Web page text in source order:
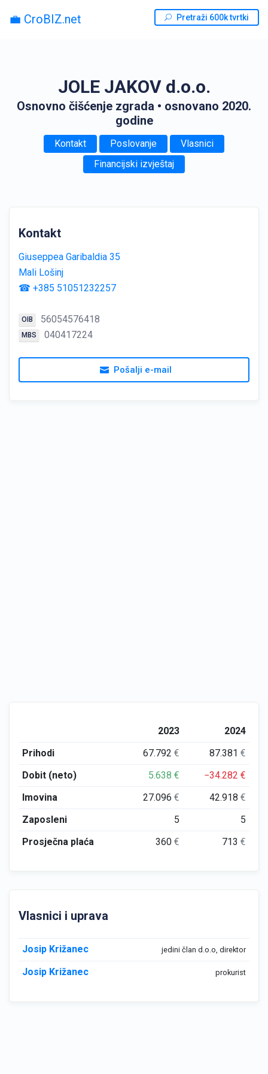
💼 CroBIZ.net Pretraži 600k tvrtki
JOLE JAKOV d.o.o.
Osnovno čišćenje zgrada • osnovano 2020.
godine
Kontakt Poslovanje
Vlasnici
Financijski izvještaj
Kontakt
Giuseppea Garibaldia 35
Mali Lošinj
☎ +385 51051232257
OIB 56054576418
MBS 040417224
Pošalji e-mail
2023
2024
Prihodi
67.792€ 87.381€
Dobit (neto)
5.638€ −34.282€
Imovina
27.096€ 42.918€
Zaposleni
5
5
Prosječna plaća
360€ 713€
Vlasnici i uprava
Josip Križanec jedini član d.o.o, direktor
Josip Križanec prokurist